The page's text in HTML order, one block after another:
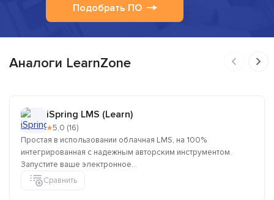
Подобрать ПО
Аналоги LearnZone
iSpring LMS (Learn)
★5,0 (16)
Простая в использовании облачная LMS, на 100%
интегрированная с надежным авторским инструментом.
Запустите ваше электронное...
Сравнить